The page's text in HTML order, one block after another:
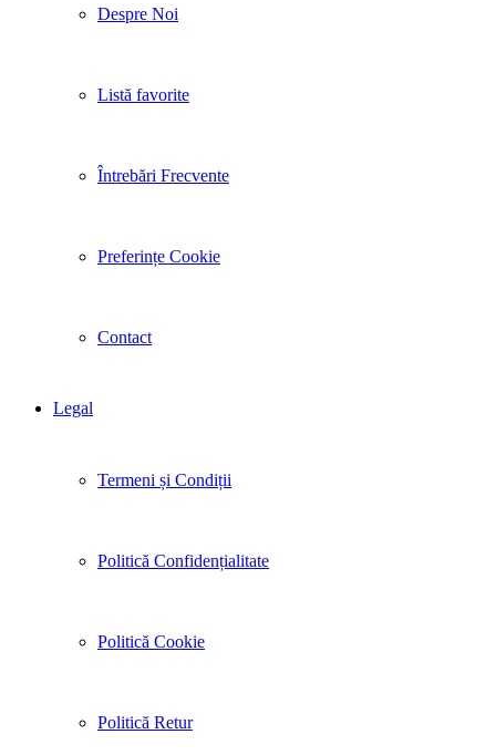
Despre Noi
Listă favorite
Întrebări Frecvente
Preferințe Cookie
Contact
Legal
Termeni și Condiții
Politică Confidențialitate
Politică Cookie
Politică Retur